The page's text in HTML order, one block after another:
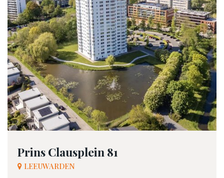
Prins Clausplein 81
LEEUWARDEN